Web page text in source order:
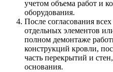
учетом объема работ и
оборудования.
После согласования
отдельных элементов
полном демонтаже
конструкций кровли,
часть перекрытий и
основания.